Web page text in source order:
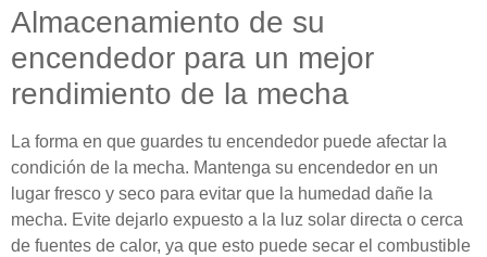
Almacenamiento de su
encendedor para un mejor
rendimiento de la mecha
La forma en que guardes tu encendedor puede afectar la
condición de la mecha. Mantenga su encendedor en un
lugar fresco y seco para evitar que la humedad dañe la
mecha. Evite dejarlo expuesto a la luz solar directa o cerca
de fuentes de calor, ya que esto puede secar el combustible